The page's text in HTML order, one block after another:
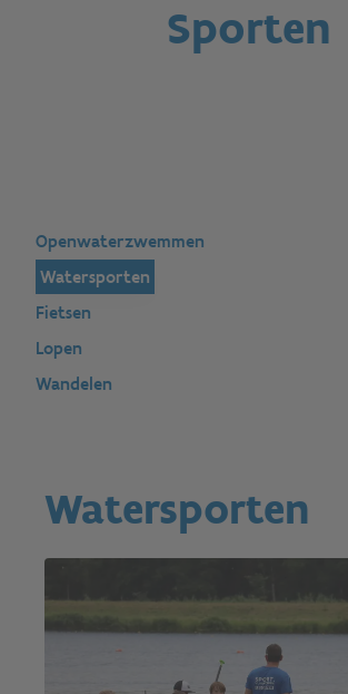
Sporten
Openwaterzwemmen
Watersporten
Fietsen
Lopen
Wandelen
Watersporten